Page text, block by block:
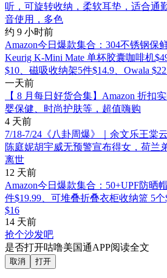
听，可旋转收纳，柔软耳垫，适合通
音使用，多色
约 9 小时前
Amazon今日爆款集合：304不锈钢保
Keurig K-Mini Mate 单杯胶囊咖啡机
$10、磁吸收纳架5件$14.9、Owala
一天前
【 8 月每日好货合集】Amazon 折扣
婴保健、时尚护肤等，超值嗨购
4 天前
7/18-7/24《八卦周爆》｜余文乐王棠
陈庭妮胡宇威无预警宣布得女，荷兰
离世
12 天前
Amazon今日爆款集合：50+UPF防晒
件$19.99、可堆叠折叠衣柜收纳篮 5
$16
14 天前
抢个沙发吧
是否打开咕噜美国通APP阅读全文
取消 打开